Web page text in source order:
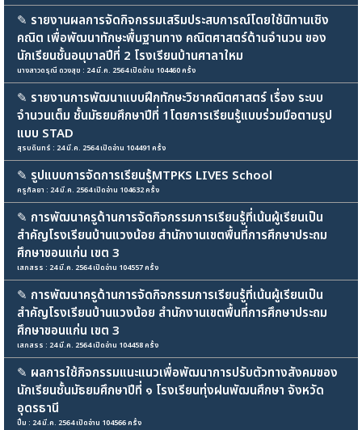
✎ รายงานผลการจัดกิจกรรมเสริมประสบการณ์โดยใช้นิทานเชิง
คณิต เพื่อพัฒนาทักษะพื้นฐานทาง คณิตศาสตร์ด้านจำนวน ของ
นักเรียนชั้นอนุบาลปีที่ 2 โรงเรียนบ้านศาลาใหม
นางสาวดรุณี ดวงสุข : 24 มี.ค. 2564 เปิดอ่าน 104460 ครั้ง
✎ รายงานการพัฒนาแบบฝึกทักษะวิชาคณิตศาสตร์ เรื่อง ระบบ
จำนวนเต็ม ชั้นมัธยมศึกษาปีที่ 1โดยการเรียนรู้แบบร่วมมือตามรูป
แบบ STAD
สุรบดินทร์ : 24 มี.ค. 2564 เปิดอ่าน 104491 ครั้ง
✎ รูปแบบการจัดการเรียนรู้MTPKS LIVES School
ครูกัลยา : 24 มี.ค. 2564 เปิดอ่าน 104632 ครั้ง
✎ การพัฒนาครูด้านการจัดกิจกรรมการเรียนรู้ที่เน้นผู้เรียนเป็น
สำคัญโรงเรียนบ้านแวงน้อย สำนักงานเขตพื้นที่การศึกษาประถม
ศึกษาขอนแก่น เขต 3
เสกสรร : 24 มี.ค. 2564 เปิดอ่าน 104557 ครั้ง
✎ การพัฒนาครูด้านการจัดกิจกรรมการเรียนรู้ที่เน้นผู้เรียนเป็น
สำคัญโรงเรียนบ้านแวงน้อย สำนักงานเขตพื้นที่การศึกษาประถม
ศึกษาขอนแก่น เขต 3
เสกสรร : 24 มี.ค. 2564 เปิดอ่าน 104458 ครั้ง
✎ ผลการใช้กิจกรรมแนะแนวเพื่อพัฒนาการปรับตัวทางสังคมของ
นักเรียนชั้นมัธยมศึกษาปีที่ ๑ โรงเรียนทุ่งฝนพัฒนศึกษา จังหวัด
อุดรธานี
ปิ๋ม : 24 มี.ค. 2564 เปิดอ่าน 104566 ครั้ง